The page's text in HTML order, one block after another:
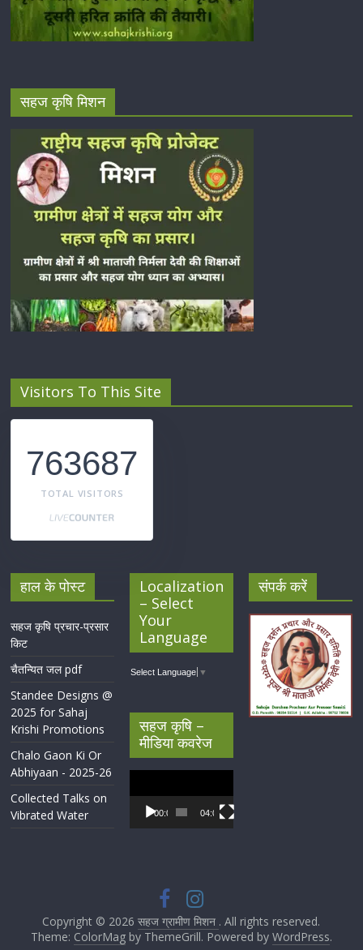
सहज कृषि मिशन
Visitors To This Site
763687
TOTAL VISITORS
हाल के पोस्ट
सहज कृषि प्रचार-प्रसार
किट
चैतन्यित जल pdf
Standee Designs @
2025 for Sahaj
Krishi Promotions
Chalo Gaon Ki Or
Abhiyaan - 2025-26
Collected Talks on
Vibrated Water
Localization
– Select
Your
Language
Select Language ▼
सहज कृषि –
मीडिया कवरेज
Player
00:00 04:07
संपर्क करें
Copyright © 2026सहज ग्रामीण मिशन . All rights reserved.
Theme: ColorMagby ThemeGrill. Powered by WordPress.